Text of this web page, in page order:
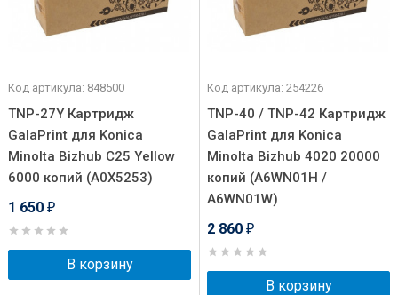
Код артикула: 848500
TNP-27Y Картридж
GalaPrint для Konica
Minolta Bizhub C25 Yellow
6000 копий (A0X5253)
1 650 ₽
В корзину
Код артикула: 254226
TNP-40 / TNP-42 Картридж
GalaPrint для Konica
Minolta Bizhub 4020 20000
копий (A6WN01H /
A6WN01W)
2 860 ₽
В корзину